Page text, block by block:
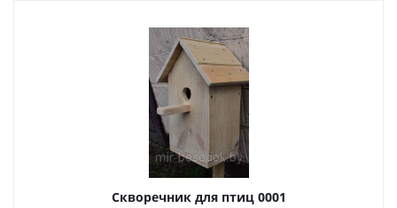
Скворечник для птиц 0001